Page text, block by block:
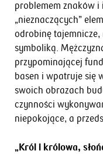
problemem znaków
„nieznaczących”
odrobinę
symboliką.
przypominającej
basen i wpatruje się
swoich obrazach
czynności
niepokojące, a
„Król i królowa,